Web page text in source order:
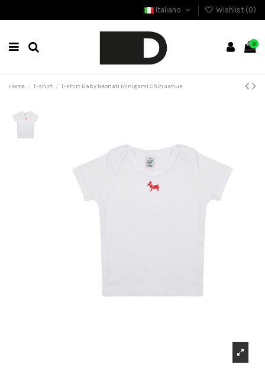
Italiano Wishlist (0)
0
Home T-shirt T-shirt Baby Neonati Minigami Chihuahua